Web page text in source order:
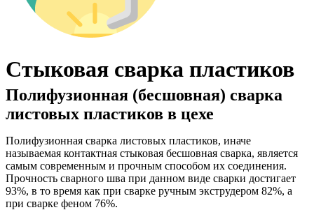
Стыковая сварка пластиков
Полифузионная (бесшовная) сварка
листовых пластиков в цехе
Полифузионная сварка листовых пластиков, иначе
называемая контактная стыковая бесшовная сварка, является
самым современным и прочным способом их соединения.
Прочность сварного шва при данном виде сварки достигает
93%, в то время как при сварке ручным экструдером 82%, а
при сварке феном 76%.